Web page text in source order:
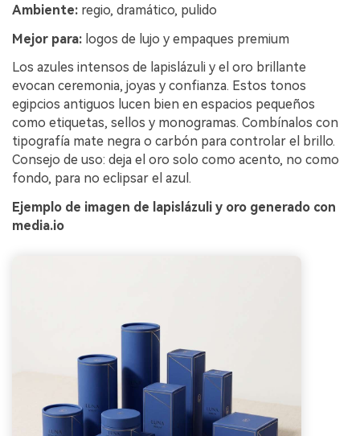
Ambiente: regio, dramático, pulido
Mejor para: logos de lujo y empaques premium
Los azules intensos de lapislázuli y el oro brillante
evocan ceremonia, joyas y confianza. Estos tonos
egipcios antiguos lucen bien en espacios pequeños
como etiquetas, sellos y monogramas. Combínalos con
tipografía mate negra o carbón para controlar el brillo.
Consejo de uso: deja el oro solo como acento, no como
fondo, para no eclipsar el azul.
Ejemplo de imagen de lapislázuli y oro generado con
media.io